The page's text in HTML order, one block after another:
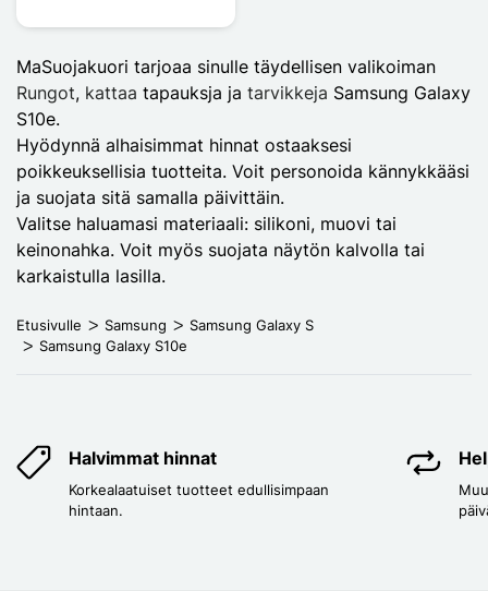
MaSuojakuori tarjoaa sinulle täydellisen valikoiman
Rungot, kattaa tapauksja ja tarvikkeja Samsung Galaxy
S10e.
Hyödynnä alhaisimmat hinnat ostaaksesi
poikkeuksellisia tuotteita. Voit personoida kännykkääsi
ja suojata sitä samalla päivittäin.
Valitse haluamasi materiaali: silikoni, muovi tai
keinonahka. Voit myös suojata näytön kalvolla tai
karkaistulla lasilla.
Etusivulle Samsung
Samsung Galaxy S
Samsung Galaxy S10e
Halvimmat hinnat
Korkealaatuiset tuotteet edullisimpaan
hintaan.